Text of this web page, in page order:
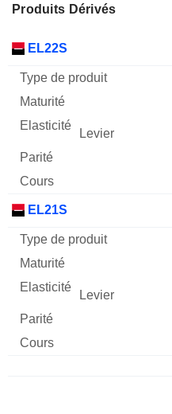
Produits Dérivés
Mnemo Type produit
EL22S
EL21S